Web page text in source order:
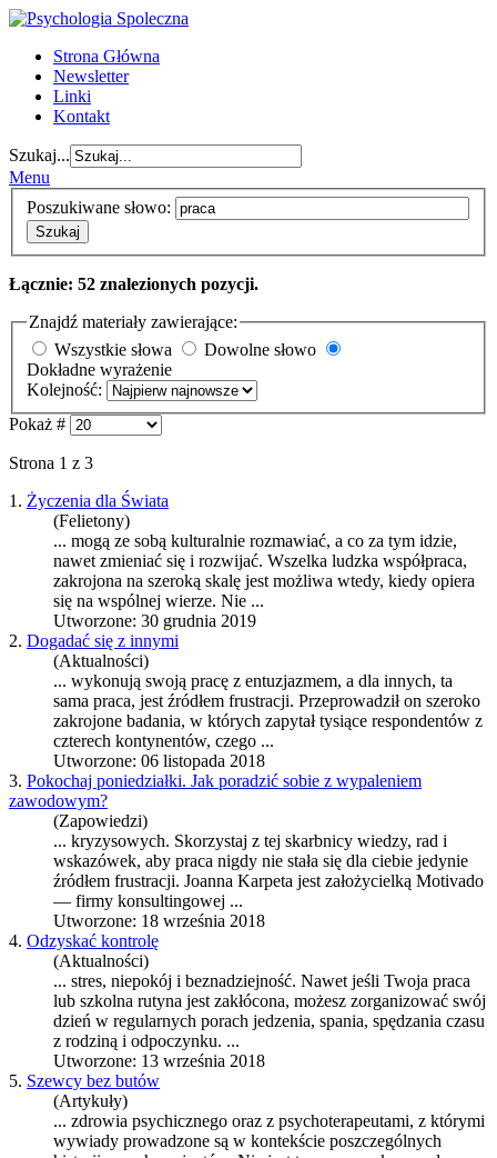
Strona Główna
Newsletter
Linki
Kontakt
Szukaj...
Menu
Poszukiwane słowo:
Szukaj
Łącznie: 52 znalezionych pozycji.
Znajdź materiały zawierające:
Wszystkie słowa
Dowolne słowo
Dokładne wyrażenie
Kolejność:
Pokaż #
Strona 1 z 3
1. Życzenia dla Świata
(Felietony)
... mogą ze sobą kulturalnie rozmawiać, a co za tym idzie,
nawet zmieniać się i rozwijać. Wszelka ludzka współpraca,
zakrojona na szeroką skalę jest możliwa wtedy, kiedy opiera
się na wspólnej wierze. Nie ...
Utworzone: 30 grudnia 2019
2. Dogadać się z innymi
(Aktualności)
... wykonują swoją pracę z entuzjazmem, a dla innych, ta
sama praca, jest źródłem frustracji. Przeprowadził on szeroko
zakrojone badania, w których zapytał tysiące respondentów z
czterech kontynentów, czego ...
Utworzone: 06 listopada 2018
3. Pokochaj poniedziałki. Jak poradzić sobie z wypaleniem
zawodowym?
(Zapowiedzi)
... kryzysowych. Skorzystaj z tej skarbnicy wiedzy, rad i
wskazówek, aby praca nigdy nie stała się dla ciebie jedynie
źródłem frustracji. Joanna Karpeta jest założycielką Motivado
— firmy konsultingowej ...
Utworzone: 18 września 2018
4. Odzyskać kontrolę
(Aktualności)
... stres, niepokój i beznadziejność. Nawet jeśli Twoja praca
lub szkolna rutyna jest zakłócona, możesz zorganizować swój
dzień w regularnych porach jedzenia, spania, spędzania czasu
z rodziną i odpoczynku. ...
Utworzone: 13 września 2018
5. Szewcy bez butów
(Artykuły)
... zdrowia psychicznego oraz z psychoterapeutami, z którymi
wywiady prowadzone są w kontekście poszczególnych